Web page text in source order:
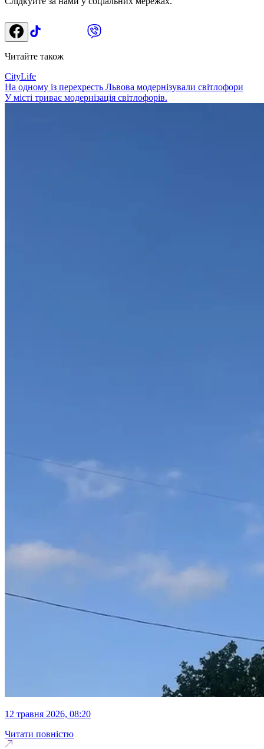
Читайте також
CityLife
На одному із перехресть Львова модернізували світлофори
У місті триває модернізація світлофорів.
12 травня 2026, 08:20
Читати повністю